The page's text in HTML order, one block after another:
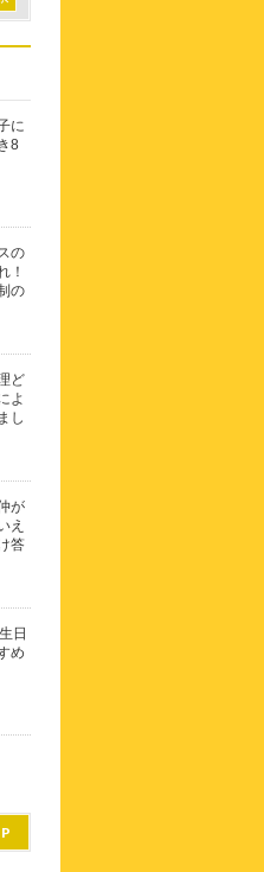
に
8
の
！
の
ど
よ
し
が
え
答
日
め